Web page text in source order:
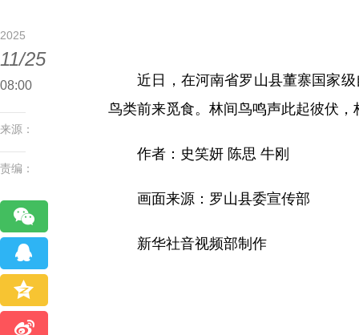
2025
11/25
08:00
来源：
责编：
近日，在河南省罗山县董寨国家级
鸟类前来觅食。林间鸟鸣声此起彼伏
作者：史笑妍 陈思 牛刚
画面来源：罗山县委宣传部
新华社音视频部制作